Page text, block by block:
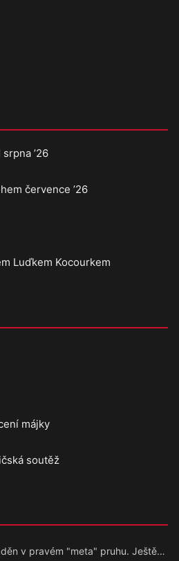
’26
července ’26
Luďkem Kocourkem
májky
soutěž
v pravém "meta" pruhu. Ještě…